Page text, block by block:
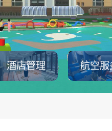
酒店管理 航空服